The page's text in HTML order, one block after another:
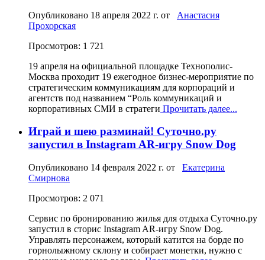
Опубликовано 18 апреля 2022 г. от Анастасия
Прохорская
Просмотров: 1 721
19 апреля на официальной площадке Технополис-
Москва проходит 19 ежегодное бизнес-мероприятие по
стратегическим коммуникациям для корпораций и
агентств под названием “Роль коммуникаций и
корпоративных СМИ в стратеги Прочитать далее...
Играй и шею разминай! Суточно.ру
запустил в Instagram AR-игру Snow Dog
Опубликовано 14 февраля 2022 г. от Екатерина
Смирнова
Просмотров: 2 071
Сервис по бронированию жилья для отдыха Суточно.ру
запустил в сторис Instagram AR-игру Snow Dog.
Управлять персонажем, который катится на борде по
горнолыжному склону и собирает монетки, нужно с